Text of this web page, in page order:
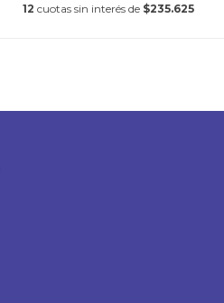
12 cuotas sin interés de $235.625